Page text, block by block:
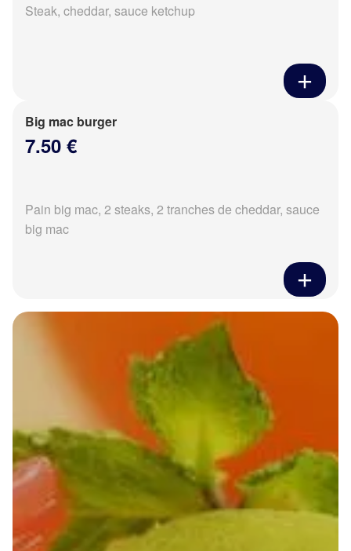
Steak, cheddar, sauce ketchup
Big mac burger
7.50 €
Pain big mac, 2 steaks, 2 tranches de cheddar, sauce
big mac